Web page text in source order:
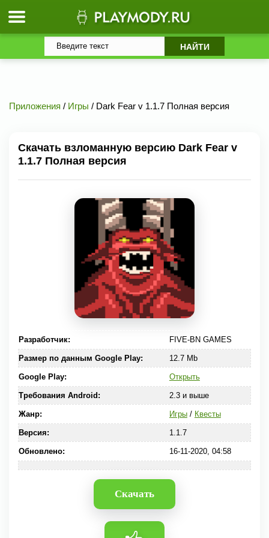
Приложения / Игры / Dark Fear v 1.1.7 Полная версия
Скачать взломанную версию Dark Fear v
1.1.7 Полная версия
Разработчик: FIVE-BN GAMES
Размер по данным Google Play: 12.7 Mb
Google Play: Открыть
Требования Android: 2.3 и выше
Жанр: Игры/ Квесты
Версия: 1.1.7
Обновлено: 16-11-2020, 04:58
Скачать